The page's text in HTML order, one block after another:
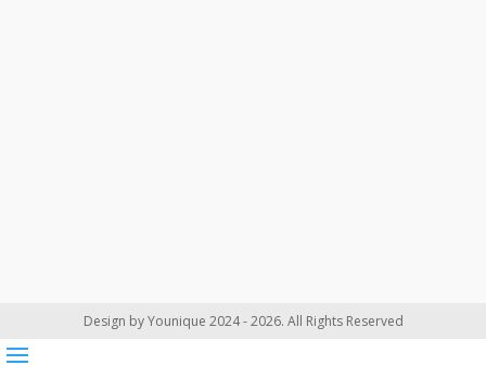
Design by Younique 2024 - 2026. All Rights Reserved